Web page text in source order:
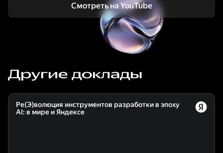
Смотреть на YouTube
Другие доклады
Ре(Э)волюция инструментов разработки в эпоху
AI: в мире и Яндексе